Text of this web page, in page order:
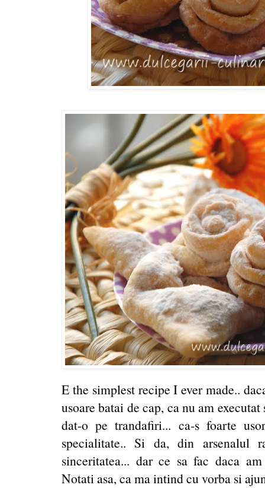
E the simplest recipe I ever made..
usoare batai de cap, ca nu am
dat-o pe trandafiri... ca-s foarte
specialitate.. Si da, din arsenalul
sinceritatea... dar ce sa fac daca
Notati asa, ca ma intind cu vorba si